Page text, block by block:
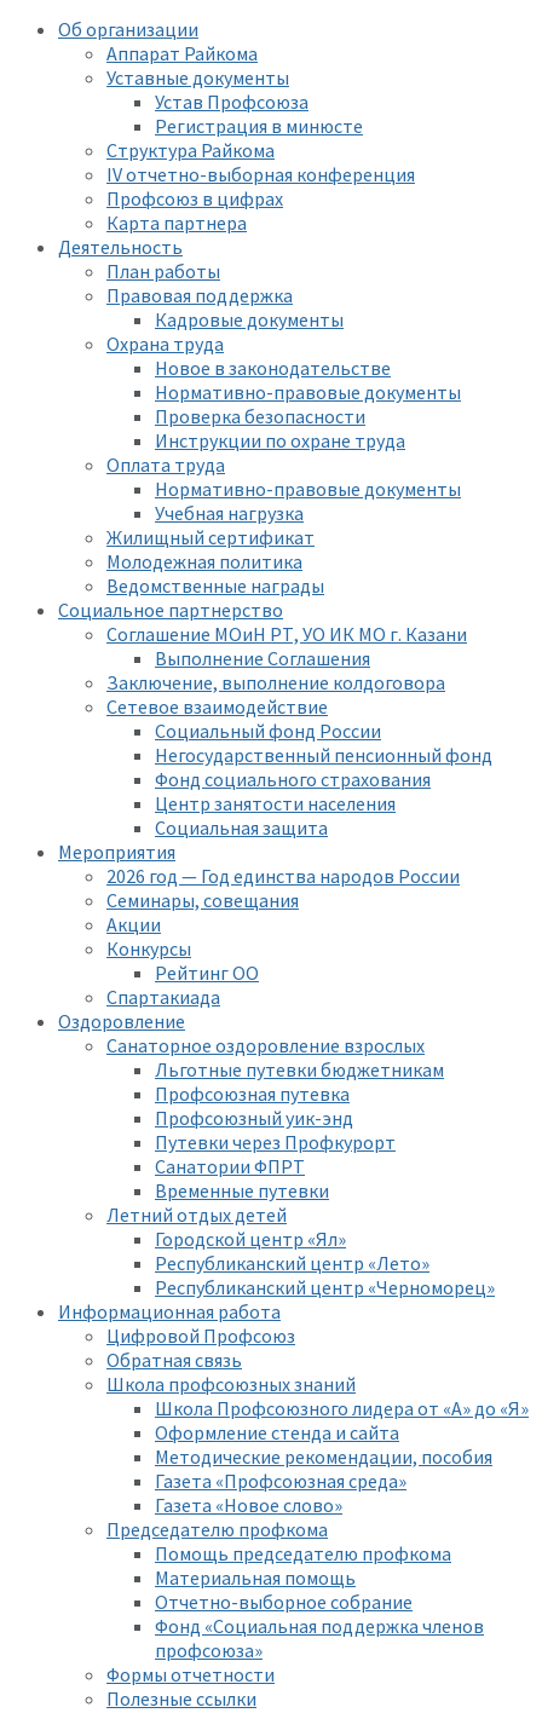
Об организации
Аппарат Райкома
Уставные документы
Устав Профсоюза
Регистрация в минюсте
Структура Райкома
IV отчетно-выборная конференция
Профсоюз в цифрах
Карта партнера
Деятельность
План работы
Правовая поддержка
Кадровые документы
Охрана труда
Новое в законодательстве
Нормативно-правовые документы
Проверка безопасности
Инструкции по охране труда
Оплата труда
Нормативно-правовые документы
Учебная нагрузка
Жилищный сертификат
Молодежная политика
Ведомственные награды
Социальное партнерство
Соглашение МОиН РТ, УО ИК МО г. Казани
Выполнение Соглашения
Заключение, выполнение колдоговора
Сетевое взаимодействие
Социальный фонд России
Негосударственный пенсионный фонд
Фонд социального страхования
Центр занятости населения
Социальная защита
Мероприятия
2026 год — Год единства народов России
Семинары, совещания
Акции
Конкурсы
Рейтинг ОО
Спартакиада
Оздоровление
Санаторное оздоровление взрослых
Льготные путевки бюджетникам
Профсоюзная путевка
Профсоюзный уик-энд
Путевки через Профкурорт
Санатории ФПРТ
Временные путевки
Летний отдых детей
Городской центр «Ял»
Республиканский центр «Лето»
Республиканский центр «Черноморец»
Информационная работа
Цифровой Профсоюз
Обратная связь
Школа профсоюзных знаний
Школа Профсоюзного лидера от «А» до «Я»
Оформление стенда и сайта
Методические рекомендации, пособия
Газета «Профсоюзная среда»
Газета «Новое слово»
Председателю профкома
Помощь председателю профкома
Материальная помощь
Отчетно-выборное собрание
Фонд «Социальная поддержка членов
профсоюза»
Формы отчетности
Полезные ссылки